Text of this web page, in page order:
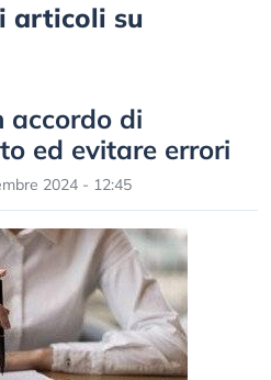
articoli su
accordo di
ed evitare errori
2024 - 12:45